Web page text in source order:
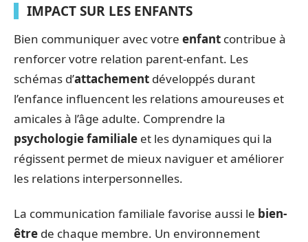
IMPACT SUR LES ENFANTS
Bien communiquer avec votre enfant contribue à
renforcer votre relation parent-enfant. Les
schémas d’attachement développés durant
l’enfance influencent les relations amoureuses et
amicales à l’âge adulte. Comprendre la
psychologie familiale et les dynamiques qui la
régissent permet de mieux naviguer et améliorer
les relations interpersonnelles.
La communication familiale favorise aussi le bien-
être de chaque membre. Un environnement